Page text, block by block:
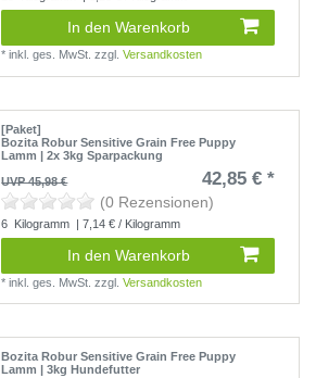
In den Warenkorb
*inkl. ges. MwSt. zzgl.Versandkosten
[Paket]
Bozita Robur Sensitive Grain Free Puppy
Lamm | 2x 3kg Sparpackung
UVP 45,98 €
42,85 € *
(0 Rezensionen)
6 Kilogramm | 7,14 € / Kilogramm
In den Warenkorb
*inkl. ges. MwSt. zzgl.Versandkosten
Bozita Robur Sensitive Grain Free Puppy
Lamm | 3kg Hundefutter